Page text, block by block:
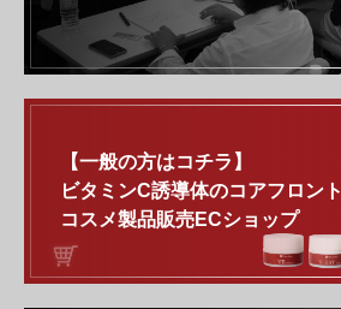
【一般の方はコチラ】
ビタミンC誘導体のコアフロント
コスメ製品販売ECショップ